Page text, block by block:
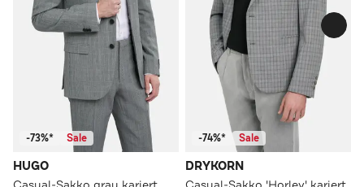
-73%* Sale
HUGO
-74%* Sale
DRYKORN